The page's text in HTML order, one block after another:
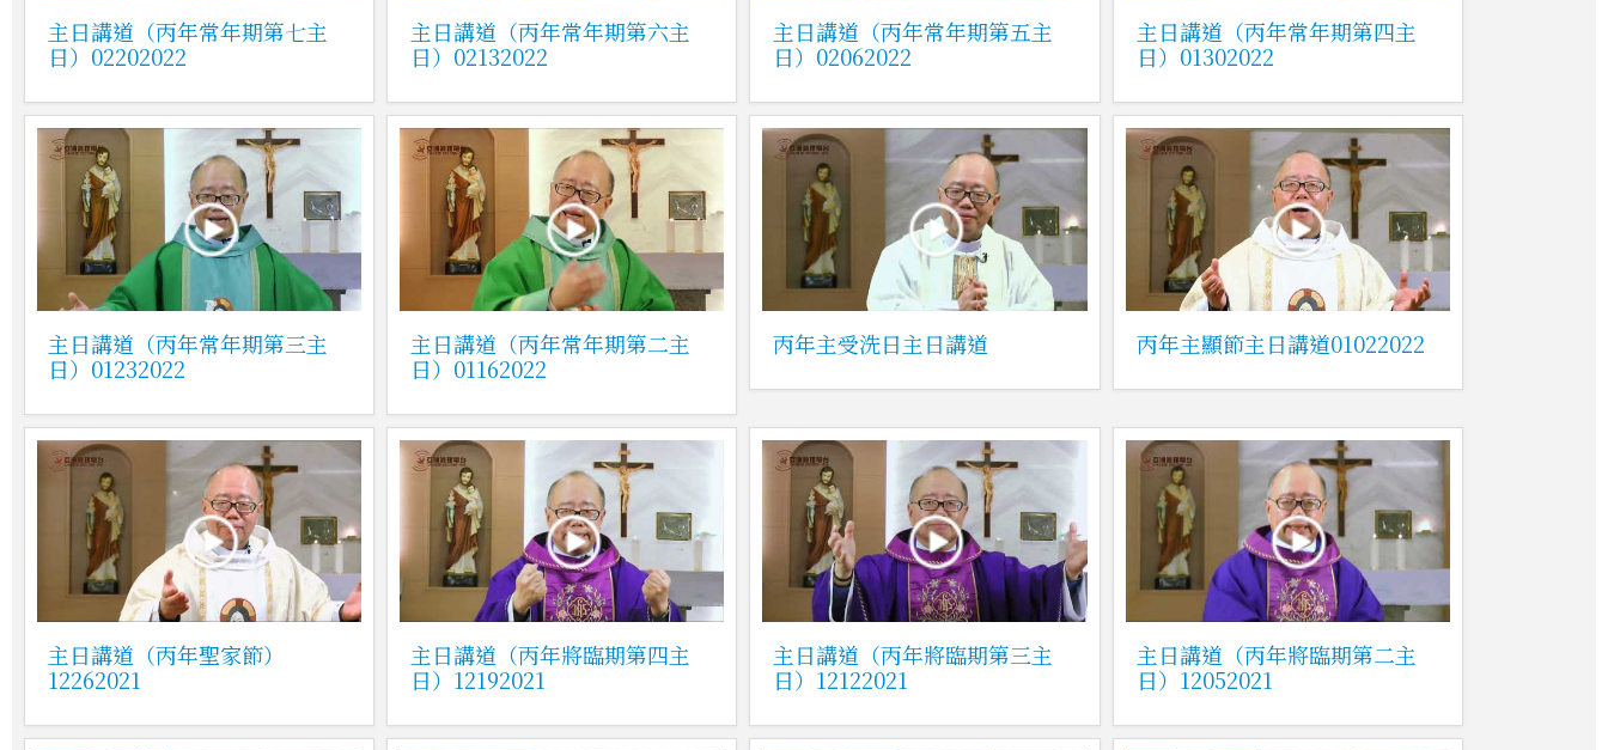
主日講道（丙年常年期第七主
日）02202022
主日講道（丙年常年期第六主
日）02132022
主日講道（丙年常年期第五主
日）02062022
主日講道（丙年常年期第四主
日）01302022
主日講道（丙年常年期第三主
日）01232022
主日講道（丙年常年期第二主
日）01162022
丙年主受洗日主日講道 丙年主顯節主日講道01022022
主日講道（丙年聖家節）
12262021
主日講道（丙年將臨期第四主
日）12192021
主日講道（丙年將臨期第三主
日）12122021
主日講道（丙年將臨期第二主
日）12052021